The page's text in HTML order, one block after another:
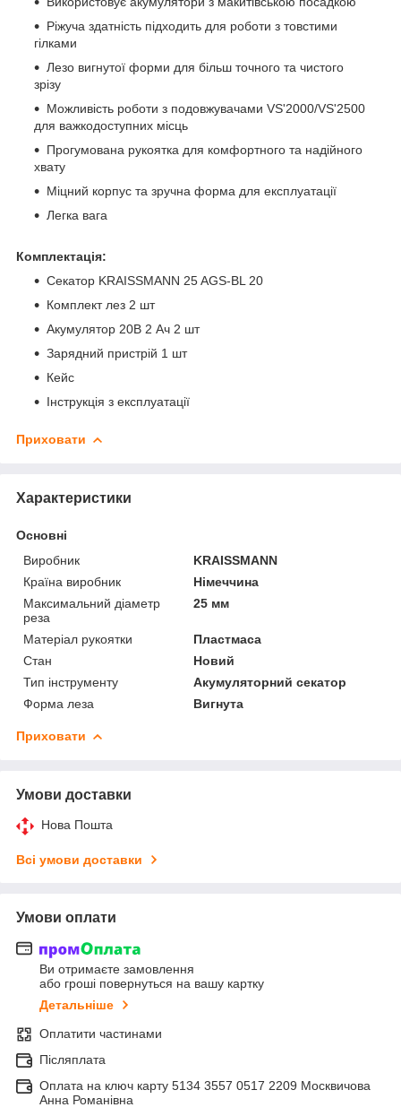
Ріжуча здатність підходить для роботи з товстими
гілками
Лезо вигнутої форми для більш точного та чистого
зрізу
Можливість роботи з подовжувачами VS'2000/VS'2500
для важкодоступних місць
Прогумована рукоятка для комфортного та надійного
хвату
Міцний корпус та зручна форма для експлуатації
Легка вага
Комплектація:
Секатор KRAISSMANN 25 AGS-BL 20
Комплект лез 2 шт
Акумулятор 20В 2 Ач 2 шт
Зарядний пристрій 1 шт
Кейс
Інструкція з експлуатації
Приховати
Характеристики
Основні
Виробник
KRAISSMANN
Країна виробник
Німеччина
Максимальний діаметр
реза
25 мм
Матеріал рукоятки
Пластмаса
Стан
Новий
Тип інструменту
Акумуляторний секатор
Форма леза
Вигнута
Приховати
Умови доставки
Нова Пошта
Всі умови доставки
Умови оплати
Ви отримаєте замовлення
або гроші повернуться на вашу картку
Детальніше
Оплатити частинами
Післяплата
Оплата на ключ карту 5134 3557 0517 2209 Москвичова
Анна Романівна